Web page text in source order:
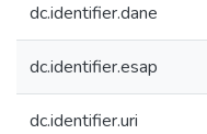
dc.identifier.dane
dc.identifier.esap
dc.identifier.uri